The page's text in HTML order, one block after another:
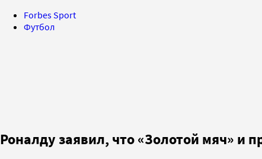
Forbes Sport
Футбол
Роналду заявил, что «Золотой мяч» и